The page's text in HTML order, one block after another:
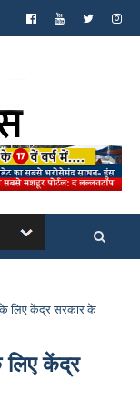
लिए केंद्र सरकार के
केंद्र